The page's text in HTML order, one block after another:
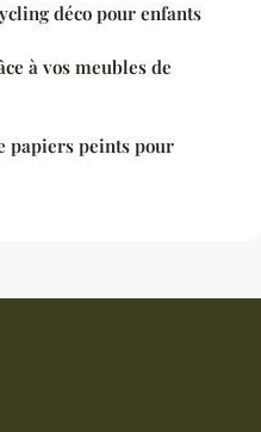
déco pour enfants
à vos meubles de
papiers peints pour